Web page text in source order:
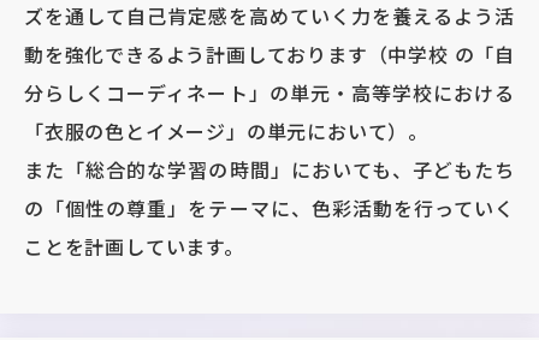
ズを通して自己肯定感を高めていく力を養えるよう活
動を強化できるよう計画しております（中学校 の「自
分らしくコーディネート」の単元・高等学校における
「衣服の色とイメージ」の単元において）。
また「総合的な学習の時間」においても、子どもたち
の「個性の尊重」をテーマに、色彩活動を行っていく
ことを計画しています。